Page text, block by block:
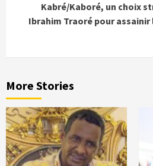
Kabré/Kaboré, un choix
Ibrahim Traoré pour
More Stories